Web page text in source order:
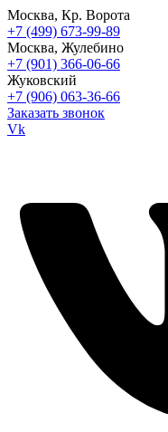
Москва, Кр. Ворота
+7 (499) 673-99-89
Москва, Жулебино
+7 (901) 366-06-66
Жуковский
+7 (906) 063-36-66
Заказать звонок
Vk